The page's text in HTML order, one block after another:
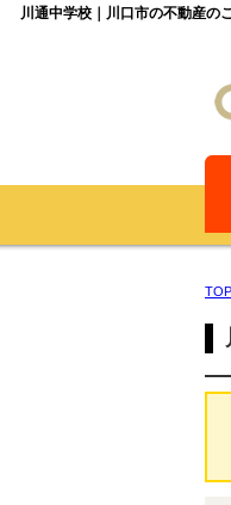
川通中学校｜川口市の不動産の